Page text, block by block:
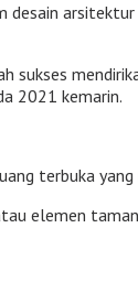
desain
2021 kemarin.
terbuka
elemen